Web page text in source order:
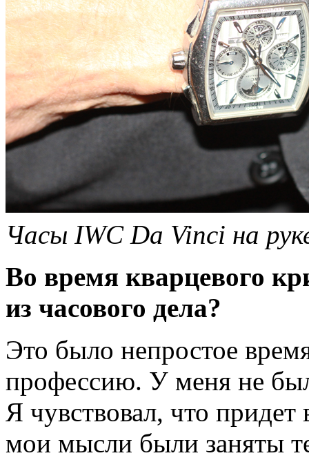
Часы IWC Da Vinci на
Во время кварцевого
из часового дела?
Это было непростое
профессию. У меня не
Я чувствовал, что
мои мысли были заняты